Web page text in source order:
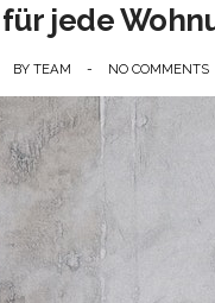
jede
BY TEAM - NO COMMENTS